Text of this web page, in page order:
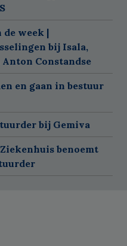
de week |
bij Isala,
Constandse
en gaan in bestuur
bij Gemiva
benoemt